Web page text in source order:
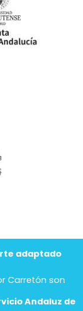
adaptado
Carretón son
Andaluz de